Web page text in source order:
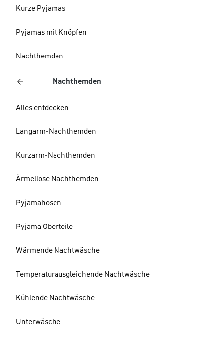
Kurze Pyjamas
Pyjamas mit Knöpfen
Nachthemden
Nachthemden
Alles entdecken
Langarm-Nachthemden
Kurzarm-Nachthemden
Ärmellose Nachthemden
Pyjamahosen
Pyjama Oberteile
Wärmende Nachtwäsche
Temperaturausgleichende Nachtwäsche
Kühlende Nachtwäsche
Unterwäsche